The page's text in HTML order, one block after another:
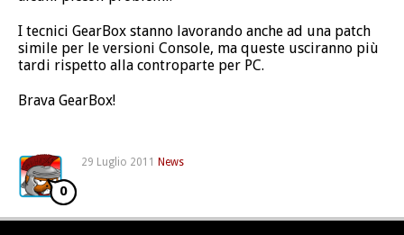
I tecnici GearBox stanno lavorando anche ad una patch
simile per le versioni Console, ma queste usciranno più
tardi rispetto alla controparte per PC.
Brava GearBox!
29 Luglio 2011 News
0